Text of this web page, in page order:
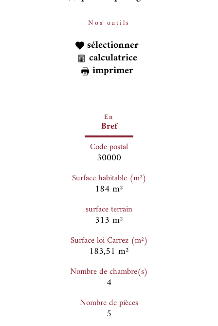
En
Bref
Code postal
30000
Surface habitable (m²)
184 m²
surface terrain
313 m²
Surface loi Carrez (m²)
183,51 m²
Nombre de chambre(s)
4
Nombre de pièces
5
Nos outils
sélectionner
calculatrice
imprimer